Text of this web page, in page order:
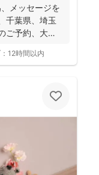
メッセージを
千葉県、埼玉
ご予約、大歓
12時間以内